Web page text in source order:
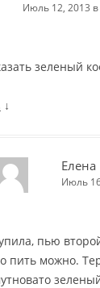
Июль 12, 2013 в
зеленый
↓
Елена
Июль
пью
пить можно.